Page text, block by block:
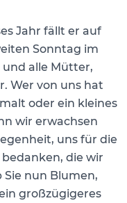
Jahr fällt er auf
Sonntag im
alle Mütter,
Wer von uns hat
oder ein kleines
wir erwachsen
uns für die
bedanken, die wir
nun Blumen,
großzügigeres